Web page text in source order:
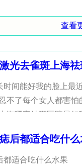
查看
光去雀斑上海
时间能好我的脸上最
不了每个女人都害
海哪家祛斑医院最
后都适合吃什
都适合吃什么水果